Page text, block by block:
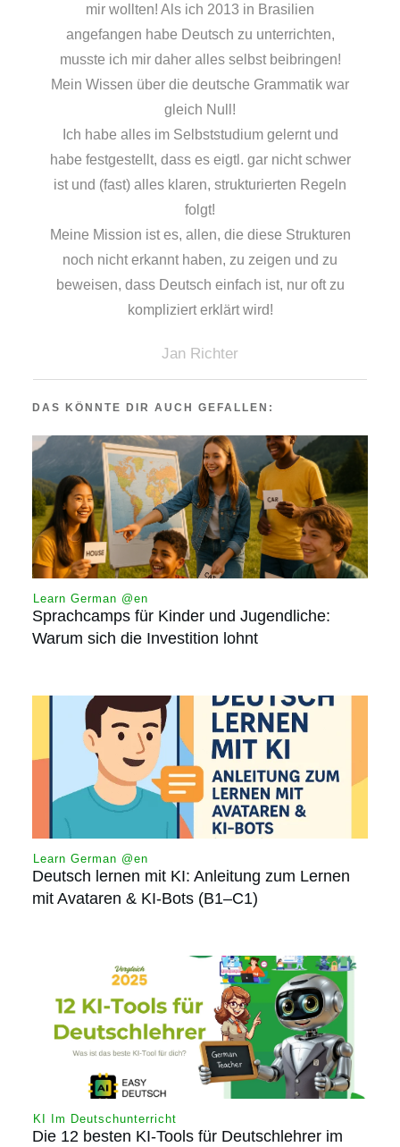
mir wollten! Als ich 2013 in Brasilien
angefangen habe Deutsch zu unterrichten,
musste ich mir daher alles selbst beibringen!
Mein Wissen über die deutsche Grammatik war
gleich Null!
Ich habe alles im Selbststudium gelernt und
habe festgestellt, dass es eigtl. gar nicht schwer
ist und (fast) alles klaren, strukturierten Regeln
folgt!
Meine Mission ist es, allen, die diese Strukturen
noch nicht erkannt haben, zu zeigen und zu
beweisen, dass Deutsch einfach ist, nur oft zu
kompliziert erklärt wird!
Jan Richter
DAS KÖNNTE DIR AUCH GEFALLEN:
Learn German @en
Sprachcamps für Kinder und Jugendliche:
Warum sich die Investition lohnt
Learn German @en
Deutsch lernen mit KI: Anleitung zum Lernen
mit Avataren & KI-Bots (B1–C1)
KI Im Deutschunterricht
Die 12 besten KI-Tools für Deutschlehrer im